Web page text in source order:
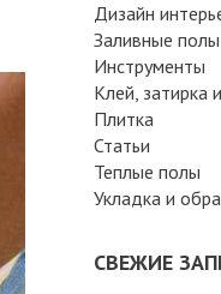
Дизайн
Заливные полы
Инструменты
Клей, затирка
Плитка
Статьи
Теплые полы
Укладка и
СВЕЖИЕ